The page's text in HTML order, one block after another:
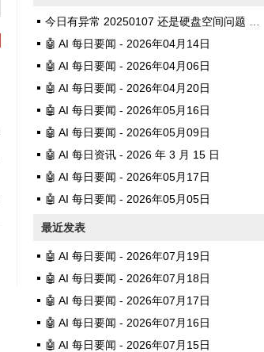
今日有异常 20250107 还是硬盘空间问题 No space left on device
🤖 AI 每日要闻 - 2026年04月14日
🤖 AI 每日要闻 - 2026年04月06日
🤖 AI 每日要闻 - 2026年04月20日
🤖 AI 每日要闻 - 2026年05月16日
🤖 AI 每日要闻 - 2026年05月09日
🤖 AI 每日资讯 - 2026 年 3 月 15 日
🤖 AI 每日要闻 - 2026年05月17日
🤖 AI 每日要闻 - 2026年05月05日
最近发表
🤖 AI 每日要闻 - 2026年07月19日
🤖 AI 每日要闻 - 2026年07月18日
🤖 AI 每日要闻 - 2026年07月17日
🤖 AI 每日要闻 - 2026年07月16日
🤖 AI 每日要闻 - 2026年07月15日